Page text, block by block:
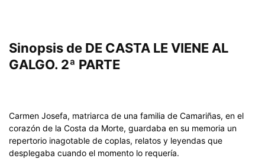
Sinopsis de DE CASTA LE VIENE AL
GALGO. 2ª PARTE
Carmen Josefa, matriarca de una familia de Camariñas, en el
corazón de la Costa da Morte, guardaba en su memoria un
repertorio inagotable de coplas, relatos y leyendas que
desplegaba cuando el momento lo requería.